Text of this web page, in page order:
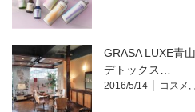
GRASA LUXE青
デトックス…
2016/5/14 コスメ ,